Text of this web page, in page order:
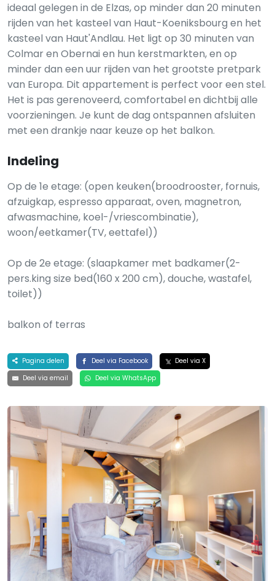
ideaal gelegen in de Elzas, op minder dan 20 minuten
rijden van het kasteel van Haut-Koeniksbourg en het
kasteel van Haut'Andlau. Het ligt op 30 minuten van
Colmar en Obernai en hun kerstmarkten, en op
minder dan een uur rijden van het grootste pretpark
van Europa. Dit appartement is perfect voor een stel.
Het is pas gerenoveerd, comfortabel en dichtbij alle
voorzieningen. Je kunt de dag ontspannen afsluiten
met een drankje naar keuze op het balkon.
Indeling
Op de 1e etage: (open keuken(broodrooster, fornuis,
afzuigkap, espresso apparaat, oven, magnetron,
afwasmachine, koel-/vriescombinatie),
woon/eetkamer(TV, eettafel))
Op de 2e etage: (slaapkamer met badkamer(2-
pers.king size bed(160 x 200 cm), douche, wastafel,
toilet))
balkon of terras
Pagina delen Deel via Facebook
Deel via X
Deel via email
Deel via WhatsApp